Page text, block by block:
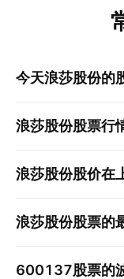
今天浪莎股份的
浪莎股份股票行
浪莎股份股价在
浪莎股份股票的
600137股票的